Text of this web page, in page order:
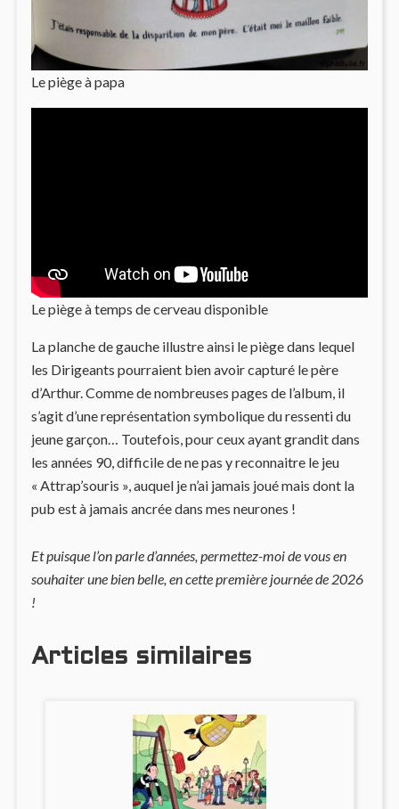
Le piège à papa
Le piège à temps de cerveau disponible
La planche de gauche illustre ainsi le piège dans lequel
les Dirigeants pourraient bien avoir capturé le père
d’Arthur. Comme de nombreuses pages de l’album, il
s’agit d’une représentation symbolique du ressenti du
jeune garçon… Toutefois, pour ceux ayant grandit dans
les années 90, difficile de ne pas y reconnaitre le jeu
« Attrap’souris », auquel je n’ai jamais joué mais dont la
pub est à jamais ancrée dans mes neurones !
Et puisque l’on parle d’années, permettez-moi de vous en
souhaiter une bien belle, en cette première journée de 2026
!
Articles similaires